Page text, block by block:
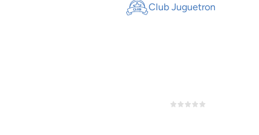
Club Juguetron